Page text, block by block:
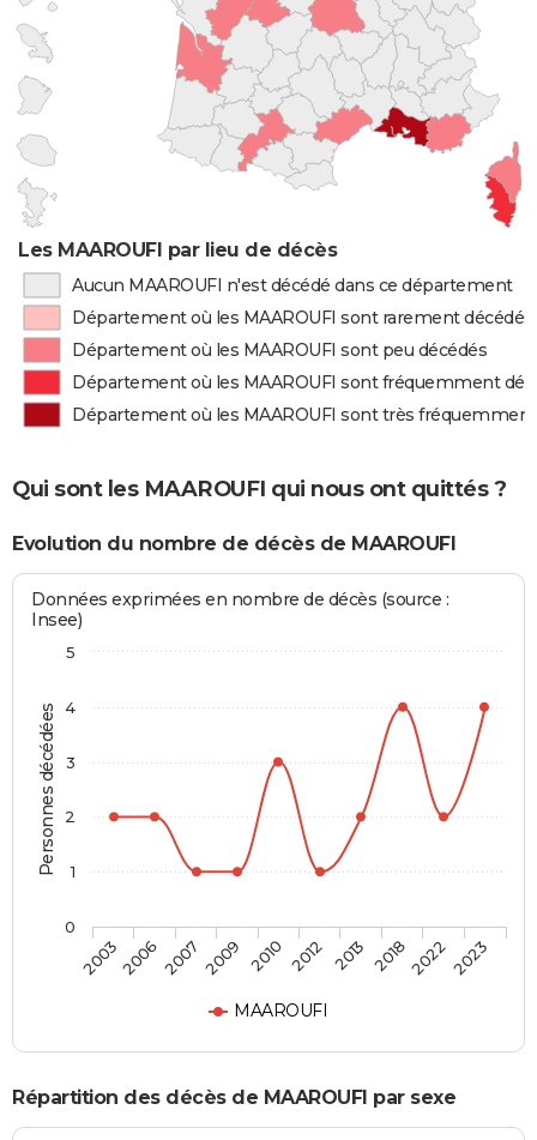
Les MAAROUFI par lieu de décès
Aucun MAAROUFI n'est décédé dans ce département
Département où les MAAROUFI sont rarement décédés
Département où les MAAROUFI sont peu décédés
Département où les MAAROUFI sont fréquemment
Département où les MAAROUFI sont très
Qui sont les MAAROUFI qui nous ont quittés ?
Evolution du nombre de décès de MAAROUFI
Personnes décédées
Données exprimées en nombre de décès (source :
Insee)
MAAROUFI
2003200620072009 2010 2012 2013 201820222023
0
1
2
3
4
5
Répartition des décès de MAAROUFI par sexe